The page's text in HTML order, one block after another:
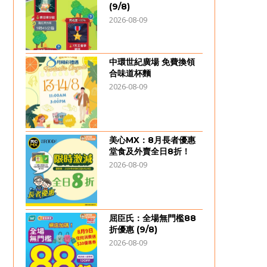
(9/8)
2026-08-09
中環世紀廣場 免費換領
合味道杯麵
2026-08-09
美心MX：8月長者優惠
堂食及外賣全日8折！
2026-08-09
屈臣氏：全場無門檻88
折優惠 (9/8)
2026-08-09